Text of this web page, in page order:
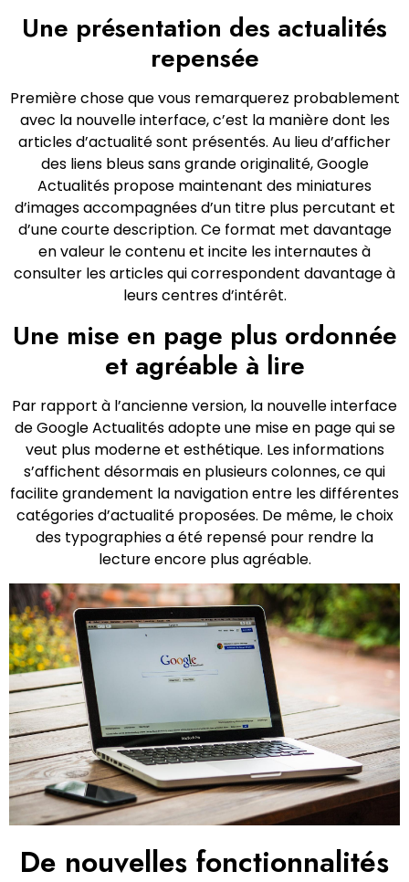
Une présentation des actualités
repensée
Première chose que vous remarquerez probablement
avec la nouvelle interface, c’est la manière dont les
articles d’actualité sont présentés. Au lieu d’afficher
des liens bleus sans grande originalité, Google
Actualités propose maintenant des miniatures
d’images accompagnées d’un titre plus percutant et
d’une courte description. Ce format met davantage
en valeur le contenu et incite les internautes à
consulter les articles qui correspondent davantage à
leurs centres d’intérêt.
Une mise en page plus ordonnée
et agréable à lire
Par rapport à l’ancienne version, la nouvelle interface
de Google Actualités adopte une mise en page qui se
veut plus moderne et esthétique. Les informations
s’affichent désormais en plusieurs colonnes, ce qui
facilite grandement la navigation entre les différentes
catégories d’actualité proposées. De même, le choix
des typographies a été repensé pour rendre la
lecture encore plus agréable.
De nouvelles fonctionnalités